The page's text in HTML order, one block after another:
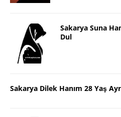
Sakarya Suna
Dul
Sakarya Dilek Hanım 28 Yaş